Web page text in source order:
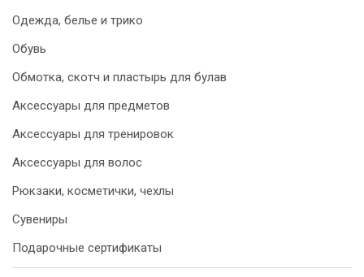
Одежда, белье и трико
Обувь
Обмотка, скотч и пластырь для булав
Аксессуары для предметов
Аксессуары для тренировок
Аксессуары для волос
Рюкзаки, косметички, чехлы
Сувениры
Подарочные сертификаты